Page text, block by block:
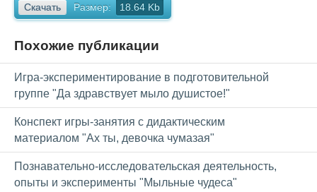
Скачать Размер: 18.64 Kb
Похожие публикации
Игра-экспериментирование в подготовительной
группе "Да здравствует мыло душистое!"
Конспект игры-занятия с дидактическим
материалом "Ах ты, девочка чумазая"
Познавательно-исследовательская деятельность,
опыты и эксперименты "Мыльные чудеса"